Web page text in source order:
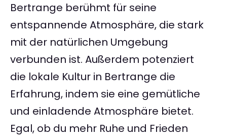
Bertrange berühmt für seine
entspannende Atmosphäre, die stark
mit der natürlichen Umgebung
verbunden ist. Außerdem potenziert
die lokale Kultur in Bertrange die
Erfahrung, indem sie eine gemütliche
und einladende Atmosphäre bietet.
Egal, ob du mehr Ruhe und Frieden